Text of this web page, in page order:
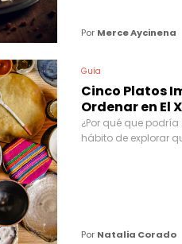
Por Merce Aycinena
Guía
Cinco Platos
Ordenar en El
¿Por qué que
hábito de explorar
Por Natalia Corado